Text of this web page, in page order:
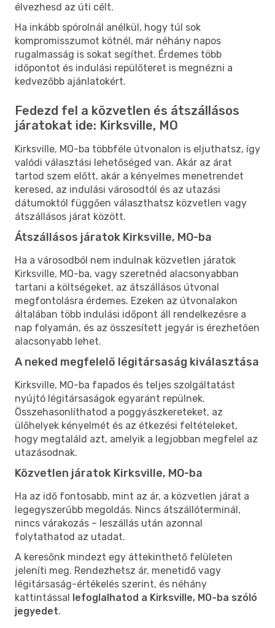
élvezhesd az úti célt.
Ha inkább spórolnál anélkül, hogy túl sok
kompromisszumot kötnél, már néhány napos
rugalmasság is sokat segíthet. Érdemes több
időpontot és indulási repülőteret is megnézni a
kedvezőbb ajánlatokért.
Fedezd fel a közvetlen és átszállásos
járatokat ide: Kirksville, MO
Kirksville, MO-ba többféle útvonalon is eljuthatsz, így
valódi választási lehetőséged van. Akár az árat
tartod szem előtt, akár a kényelmes menetrendet
keresed, az indulási városodtól és az utazási
dátumoktól függően választhatsz közvetlen vagy
átszállásos járat között.
Átszállásos járatok Kirksville, MO-ba
Ha a városodból nem indulnak közvetlen járatok
Kirksville, MO-ba, vagy szeretnéd alacsonyabban
tartani a költségeket, az átszállásos útvonal
megfontolásra érdemes. Ezeken az útvonalakon
általában több indulási időpont áll rendelkezésre a
nap folyamán, és az összesített jegyár is érezhetően
alacsonyabb lehet.
A neked megfelelő légitársaság kiválasztása
Kirksville, MO-ba fapados és teljes szolgáltatást
nyújtó légitársaságok egyaránt repülnek.
Összehasonlíthatod a poggyászkereteket, az
ülőhelyek kényelmét és az étkezési feltételeket,
hogy megtaláld azt, amelyik a legjobban megfelel az
utazásodnak.
Közvetlen járatok Kirksville, MO-ba
Ha az idő fontosabb, mint az ár, a közvetlen járat a
legegyszerűbb megoldás. Nincs átszállóterminál,
nincs várakozás – leszállás után azonnal
folytathatod az utadat.
A keresőnk mindezt egy áttekinthető felületen
jeleníti meg. Rendezhetsz ár, menetidő vagy
légitársaság-értékelés szerint, és néhány
kattintással lefoglalhatod a Kirksville, MO-ba szóló
jegyedet.